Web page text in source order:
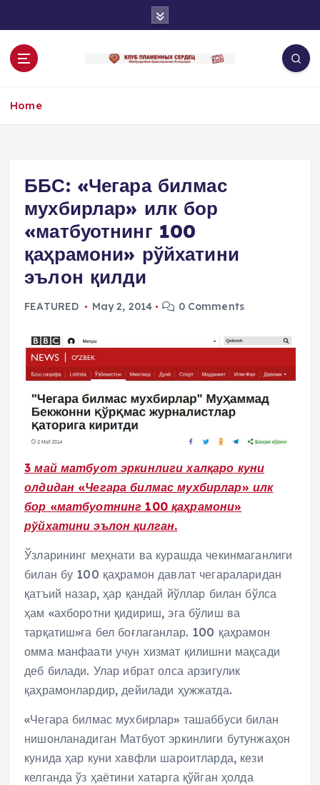
o
Home
ББС: «Чегара билмас
мухбирлар» илк бор
«матбуотнинг 100
қаҳрамони» рўйхатини
эълон қилди
FEATURED May 2, 2014 0 Comments
3 май матбуот эркинлиги халқаро куни
олдидан «Чегара билмас мухбирлар» илк
бор «матбуотнинг 100 қаҳрамони»
рўйхатини эълон қилган.
Ўзларининг меҳнати ва курашда чекинмаганлиги
билан бу 100 қаҳрамон давлат чегараларидан
қатъий назар, ҳар қандай йўллар билан бўлса
ҳам «ахборотни қидириш, эга бўлиш ва
тарқатиш»га бел боғлаганлар. 100 қаҳрамон
омма манфаати учун хизмат қилишни мақсади
деб билади. Улар ибрат олса арзигулик
қаҳрамонлардир, дейилади ҳужжатда.
«Чегара билмас мухбирлар» ташаббуси билан
нишонланадиган Матбуот эркинлиги бутунжаҳон
кунида ҳар куни хавфли шароитларда, кези
келганда ўз ҳаётини хатарга қўйган ҳолда